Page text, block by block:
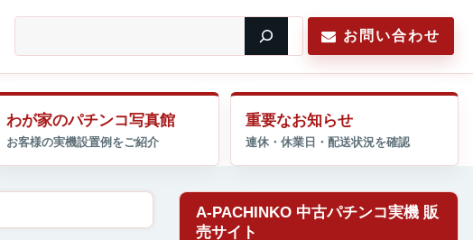
お問い合わせ
わが家のパチンコ写真館 重要なお知らせ
A-PACHINKO 中古パチンコ実機 販
売サイト